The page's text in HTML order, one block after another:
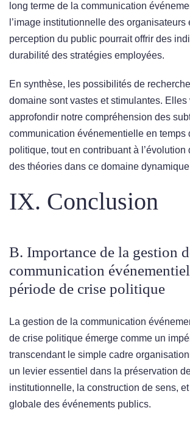
long terme de la communication
l’image institutionnelle des organisateurs
perception du public pourrait offrir des
durabilité des stratégies employées.
En synthèse, les possibilités de
domaine sont vastes et stimulantes. Elles
approfondir notre compréhension des
communication événementielle en temps
politique, tout en contribuant à l’évolution
des théories dans ce domaine
IX. Conclusion
B. Importance de la gestion
communication
période de crise politique
La gestion de la communication
de crise politique émerge comme un
transcendant le simple cadre
un levier essentiel dans la préservation
institutionnelle, la construction de sens,
globale des événements publics.